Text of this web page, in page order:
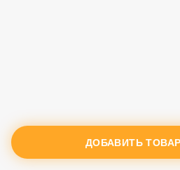
ДОБАВИТЬ